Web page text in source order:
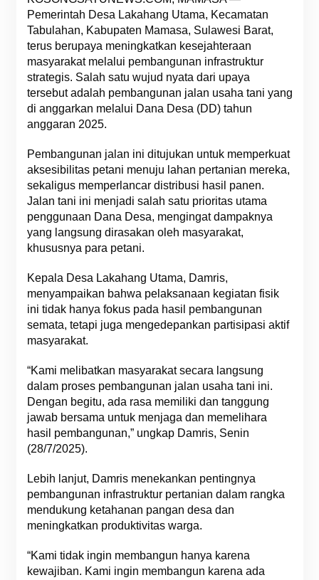
Pemerintah Desa Lakahang Utama, Kecamatan
Tabulahan, Kabupaten Mamasa, Sulawesi Barat,
terus berupaya meningkatkan kesejahteraan
masyarakat melalui pembangunan infrastruktur
strategis. Salah satu wujud nyata dari upaya
tersebut adalah pembangunan jalan usaha tani yang
di anggarkan melalui Dana Desa (DD) tahun
anggaran 2025.
Pembangunan jalan ini ditujukan untuk memperkuat
aksesibilitas petani menuju lahan pertanian mereka,
sekaligus memperlancar distribusi hasil panen.
Jalan tani ini menjadi salah satu prioritas utama
penggunaan Dana Desa, mengingat dampaknya
yang langsung dirasakan oleh masyarakat,
khususnya para petani.
Kepala Desa Lakahang Utama, Damris,
menyampaikan bahwa pelaksanaan kegiatan fisik
ini tidak hanya fokus pada hasil pembangunan
semata, tetapi juga mengedepankan partisipasi aktif
masyarakat.
“Kami melibatkan masyarakat secara langsung
dalam proses pembangunan jalan usaha tani ini.
Dengan begitu, ada rasa memiliki dan tanggung
jawab bersama untuk menjaga dan memelihara
hasil pembangunan,” ungkap Damris, Senin
(28/7/2025).
Lebih lanjut, Damris menekankan pentingnya
pembangunan infrastruktur pertanian dalam rangka
mendukung ketahanan pangan desa dan
meningkatkan produktivitas warga.
“Kami tidak ingin membangun hanya karena
kewajiban. Kami ingin membangun karena ada